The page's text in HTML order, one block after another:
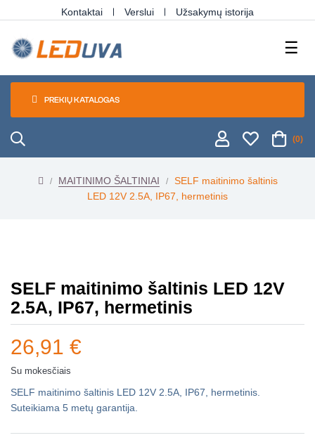
Kontaktai Verslui Užsakymų istorija
☰
PREKIŲ KATALOGAS
(0)
MAITINIMO ŠALTINIAI
SELF maitinimo šaltinis
LED 12V 2.5A, IP67, hermetinis
SELF maitinimo šaltinis LED 12V
2.5A, IP67, hermetinis
26,91 €
Su mokesčiais
SELF maitinimo šaltinis LED 12V 2.5A, IP67, hermetinis.
Suteikiama 5 metų garantija.